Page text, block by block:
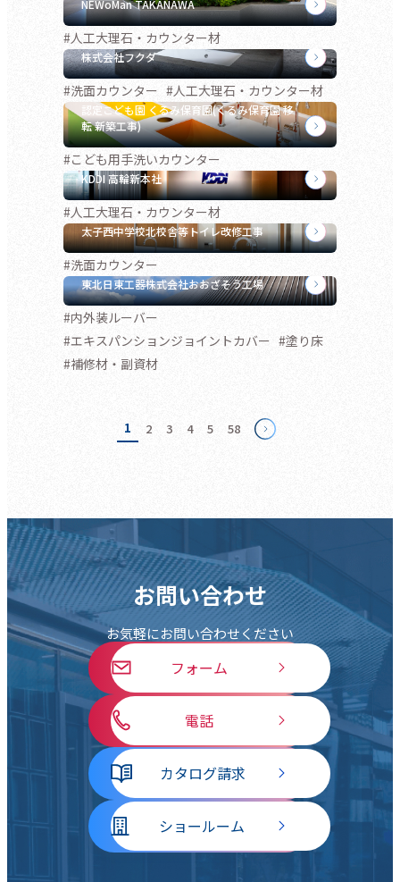
NEWoMan TAKANAWA
#人工大理石・カウンター材
株式会社フクダ
#洗面カウンター #人工大理石・カウンター材
認定こども園 くるみ保育園(くるみ保育園 移
転 新築工事)
#こども用手洗いカウンター
KDDI 高輪新本社
#人工大理石・カウンター材
太子西中学校北校舎等トイレ改修工事
#洗面カウンター
東北日東工器株式会社おおざそう工場
#内外装ルーバー
#エキスパンションジョイントカバー #塗り床
#補修材・副資材
1 2 3 4 5 58
お問い合わせ
お気軽にお問い合わせください
フォーム
電話
カタログ請求
ショールーム